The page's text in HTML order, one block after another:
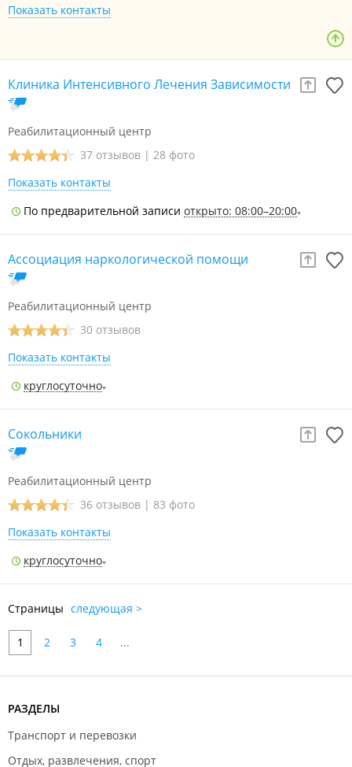
Показать контакты
Клиника Интенсивного Лечения Зависимости
Реабилитационный центр
37 отзывов | 28 фото
Показать контакты
По предварительной записи открыто: 08:00–20:00
Ассоциация наркологической помощи
Реабилитационный центр
30 отзывов
Показать контакты
круглосуточно
Сокольники
Реабилитационный центр
36 отзывов | 83 фото
Показать контакты
круглосуточно
Страницы следующая >
1 2 3 4 ...
РАЗДЕЛЫ
Транспорт и перевозки
Отдых, развлечения, спорт